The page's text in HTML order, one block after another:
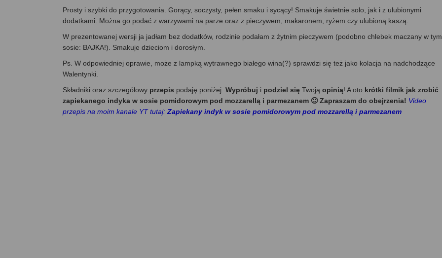
Prosty i szybki do przygotowania. Gorący, soczysty, pełen smaku i sycący! Smakuje świetnie solo, jak i z ulubionymi
dodatkami. Można go podać z warzywami na parze oraz z pieczywem, makaronem, ryżem czy ulubioną kaszą.
W prezentowanej wersji ja jadłam bez dodatków, rodzinie podałam z żytnim pieczywem (podobno chlebek maczany w tym
sosie: BAJKA!). Smakuje dzieciom i dorosłym.
Ps. W odpowiedniej oprawie, może z lampką wytrawnego białego wina(?) sprawdzi się też jako kolacja na nadchodzące
Walentynki.
Składniki oraz szczegółowy przepis podaję poniżej. Wypróbuj i podziel się Twoją opinią! A oto krótki filmik jak zrobić
zapiekanego indyka w sosie pomidorowym pod mozzarellą i parmezanem 🙂 Zapraszam do obejrzenia! Video
przepis na moim kanale YT tutaj:Zapiekany indyk w sosie pomidorowym pod mozzarellą i parmezanem